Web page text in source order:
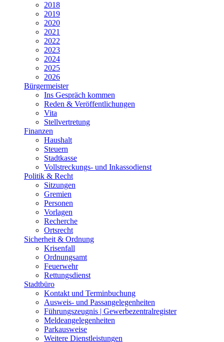
2018
2019
2020
2021
2022
2023
2024
2025
2026
Bürgermeister
Ins Gespräch kommen
Reden & Veröffentlichungen
Vita
Stellvertretung
Finanzen
Haushalt
Steuern
Stadtkasse
Vollstreckungs- und Inkassodienst
Politik & Recht
Sitzungen
Gremien
Personen
Vorlagen
Recherche
Ortsrecht
Sicherheit & Ordnung
Krisenfall
Ordnungsamt
Feuerwehr
Rettungsdienst
Stadtbüro
Kontakt und Terminbuchung
Ausweis- und Passangelegenheiten
Führungszeugnis | Gewerbezentralregister
Meldeangelegenheiten
Parkausweise
Weitere Dienstleistungen